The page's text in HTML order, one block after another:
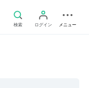
検索 ログイン メニュー